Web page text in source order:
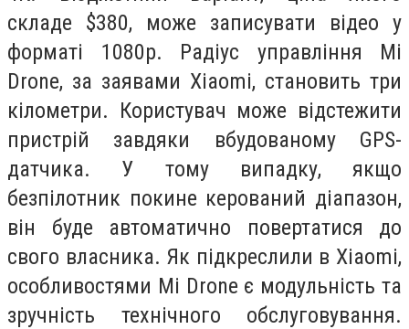
складе $380, може записувати відео у
форматі 1080p. Радіус управління Mi
Drone, за заявами Xiaomi, становить три
кілометри. Користувач може відстежити
пристрій завдяки вбудованому GPS-
датчика. У тому випадку, якщо
безпілотник покине керований діапазон,
він буде автоматично повертатися до
свого власника. Як підкреслили в Xiaomi,
особливостями Mi Drone є модульність та
зручність технічного обслуговування.